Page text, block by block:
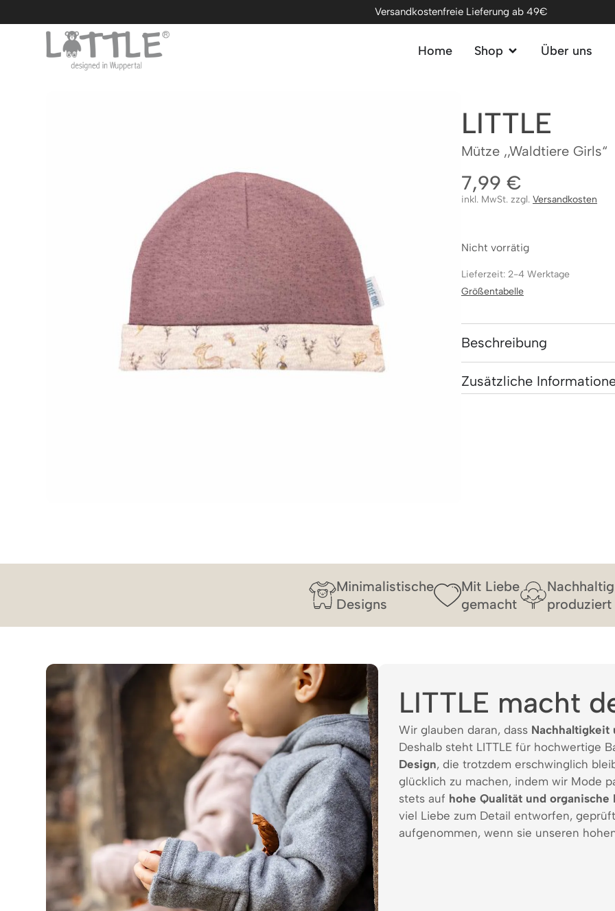
Versandkostenfreie Lieferung ab 49€
Home Shop Über uns
LITTLE
Mütze ,,Waldtiere Girls“
7,99 €
inkl. MwSt. zzgl. Versandkosten
Nicht vorrätig
Lieferzeit: 2-4 Werktage
Größentabelle
Beschreibung
Zusätzliche
Minimalistische
Designs
Mit Liebe
gemacht
Nachhaltig
produziert
LITTLE macht
Wir glauben daran, dass Nachhaltigkeit
Deshalb steht LITTLE für hochwertige
Design, die trotzdem erschwinglich
glücklich zu machen, indem wir Mode
stets auf hohe Qualität und organische
viel Liebe zum Detail entworfen,
aufgenommen, wenn sie unseren